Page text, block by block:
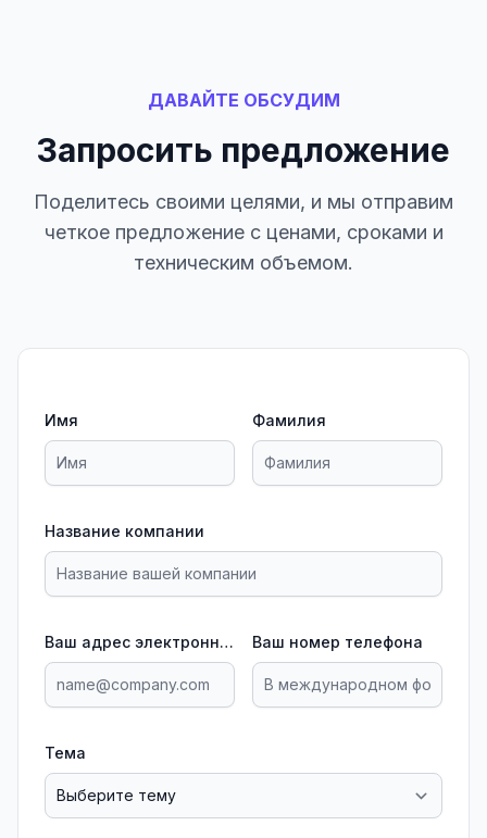
ДАВАЙТЕ ОБСУДИМ
Запросить предложение
Поделитесь своими целями, и мы отправим
четкое предложение с ценами, сроками и
техническим объемом.
Имя Фамилия
Название компании
Ваш адрес электронной почты Ваш номер телефона
Тема